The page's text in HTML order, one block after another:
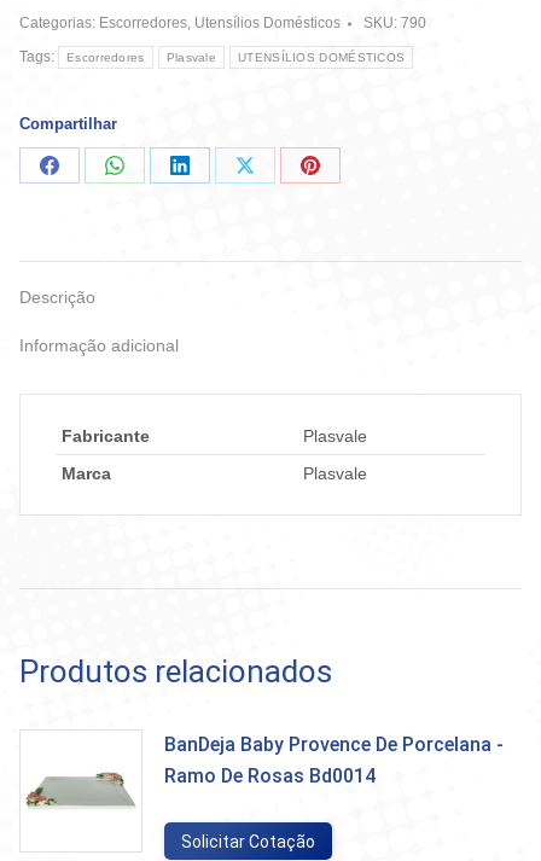
E
VerDe
quantidade
Categorias: Escorredores, Utensílios Domésticos SKU: 790
Tags:
Escorredores Plasvale UTENSÍLIOS DOMÉSTICOS
Compartilhar
CompartilharCompartilharCompartilharCompartilharCompartilhar
Descrição
Informação adicional
Fabricante
Plasvale
Marca
Plasvale
Produtos relacionados
BanDeja Baby Provence De Porcelana -
Ramo De Rosas Bd0014
Solicitar Cotação